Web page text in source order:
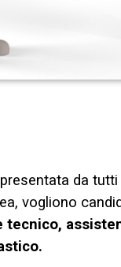
da
vogliono
tecnico,